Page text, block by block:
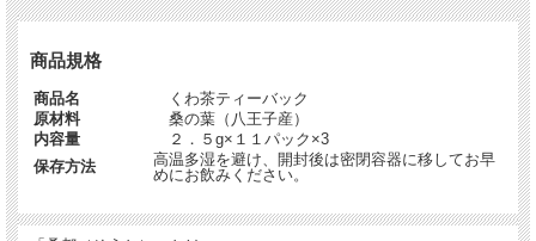
商品規格
商品名
くわ茶ティーバック
原材料
桑の葉（八王子産）
内容量
２．５g×１１パック×3
保存方法
高温多湿を避け、開封後は密閉容器に移してお早
めにお飲みください。